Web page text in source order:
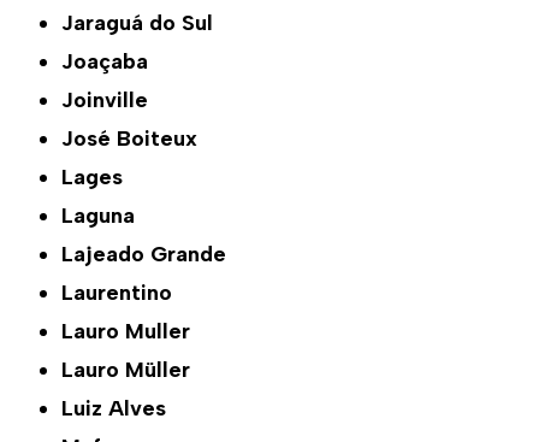
Jaraguá do Sul
Joaçaba
Joinville
José Boiteux
Lages
Laguna
Lajeado Grande
Laurentino
Lauro Muller
Lauro Müller
Luiz Alves